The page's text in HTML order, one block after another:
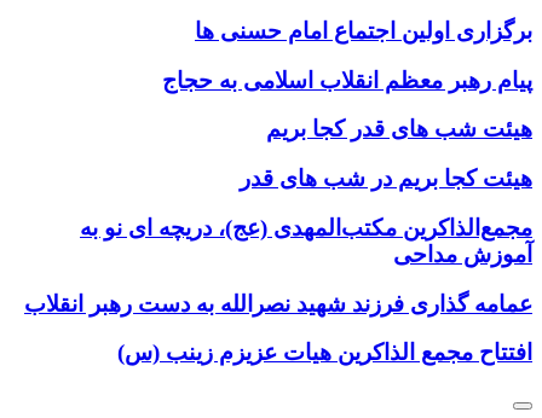
برگزاری اولین اجتماع امام حسنی ها
پیام رهبر معظم انقلاب اسلامی به حجاج
هیئت شب های قدر کجا بریم
هیئت کجا بریم در شب های قدر
مجمع‌الذاکرین مکتب‌المهدی (عج)، دریچه ای نو به
آموزش مداحی
عمامه گذاری فرزند شهید نصرالله به دست رهبر انقلاب
افتتاح مجمع الذاکرین هیات عزیزم زینب (س)